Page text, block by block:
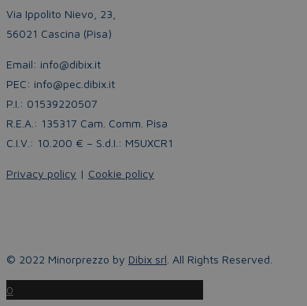
Via Ippolito Nievo, 23,
56021 Cascina (Pisa)
Email: info@dibix.it
PEC: info@pec.dibix.it
P.I.: 01539220507
R.E.A.: 135317 Cam. Comm. Pisa
C.I.V.: 10.200 € – S.d.I.: M5UXCR1
Privacy policy | Cookie policy
© 2022 Minorprezzo by Dibix srl . All Rights Reserved.
0